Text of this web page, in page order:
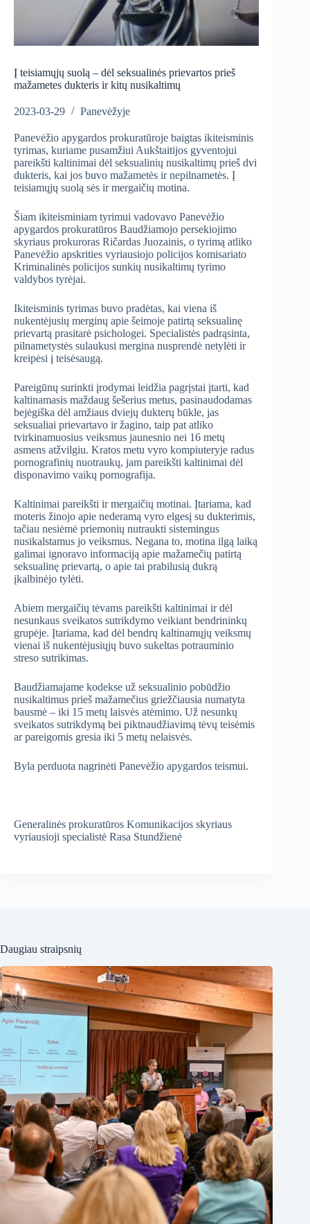
Į teisiamųjų suolą – dėl seksualinės prievartos prieš
mažametes dukteris ir kitų nusikaltimų
2023-03-29 Panevėžyje
Panevėžio apygardos prokuratūroje baigtas ikiteisminis
tyrimas, kuriame pusamžiui Aukštaitijos gyventojui
pareikšti kaltinimai dėl seksualinių nusikaltimų prieš dvi
dukteris, kai jos buvo mažametės ir nepilnametės. Į
teisiamųjų suolą sės ir mergaičių motina.
Šiam ikiteisminiam tyrimui vadovavo Panevėžio
apygardos prokuratūros Baudžiamojo persekiojimo
skyriaus prokuroras Ričardas Juozainis, o tyrimą atliko
Panevėžio apskrities vyriausiojo policijos komisariato
Kriminalinės policijos sunkių nusikaltimų tyrimo
valdybos tyrėjai.
Ikiteisminis tyrimas buvo pradėtas, kai viena iš
nukentėjusių merginų apie šeimoje patirtą seksualinę
prievartą prasitarė psichologei. Specialistės padrąsinta,
pilnametystės sulaukusi mergina nusprendė netylėti ir
kreipėsi į teisėsaugą.
Pareigūnų surinkti įrodymai leidžia pagrįstai įtarti, kad
kaltinamasis maždaug šešerius metus, pasinaudodamas
bejėgiška dėl amžiaus dviejų dukterų būkle, jas
seksualiai prievartavo ir žagino, taip pat atliko
tvirkinamuosius veiksmus jaunesnio nei 16 metų
asmens atžvilgiu. Kratos metu vyro kompiuteryje radus
pornografinių nuotraukų, jam pareikšti kaltinimai dėl
disponavimo vaikų pornografija.
Kaltinimai pareikšti ir mergaičių motinai. Įtariama, kad
moteris žinojo apie nederamą vyro elgesį su dukterimis,
tačiau nesiėmė priemonių nutraukti sistemingus
nusikalstamus jo veiksmus. Negana to, motina ilgą laiką
galimai ignoravo informaciją apie mažamečių patirtą
seksualinę prievartą, o apie tai prabilusią dukrą
įkalbinėjo tylėti.
Abiem mergaičių tėvams pareikšti kaltinimai ir dėl
nesunkaus sveikatos sutrikdymo veikiant bendrininkų
grupėje. Įtariama, kad dėl bendrų kaltinamųjų veiksmų
vienai iš nukentėjusiųjų buvo sukeltas potrauminio
streso sutrikimas.
Baudžiamajame kodekse už seksualinio pobūdžio
nusikaltimus prieš mažamečius griežčiausia numatyta
bausmė – iki 15 metų laisvės atėmimo. Už nesunkų
sveikatos sutrikdymą bei piktnaudžiavimą tėvų teisėmis
ar pareigomis gresia iki 5 metų nelaisvės.
Byla perduota nagrinėti Panevėžio apygardos teismui.
Generalinės prokuratūros Komunikacijos skyriaus
vyriausioji specialistė Rasa Stundžienė
Daugiau straipsnių